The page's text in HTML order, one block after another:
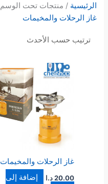
الرئيسية / منتجات تحت الوسم
غاز الرحلات والمخيمات
غاز الرحلات والمخيمات
20.00 د.ا
إضافة إلى